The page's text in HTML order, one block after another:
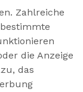
Zahlreiche
die Anzeige
das